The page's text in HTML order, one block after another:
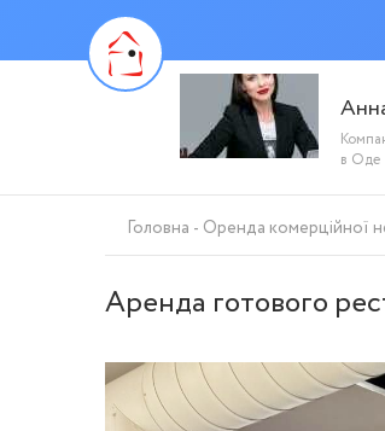
в Оде
Головна Оренда комерційної
Аренда готового